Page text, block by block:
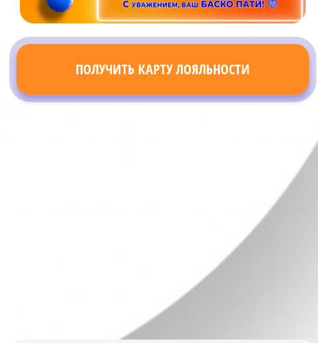
ПОЛУЧИТЬ КАРТУ ЛОЯЛЬНОСТИ